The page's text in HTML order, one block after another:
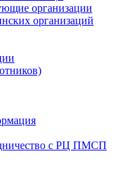
организации
организаций
с РЦ ПМСП